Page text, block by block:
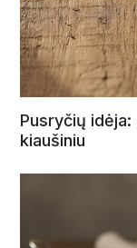
Pusryčių
kiaušiniu